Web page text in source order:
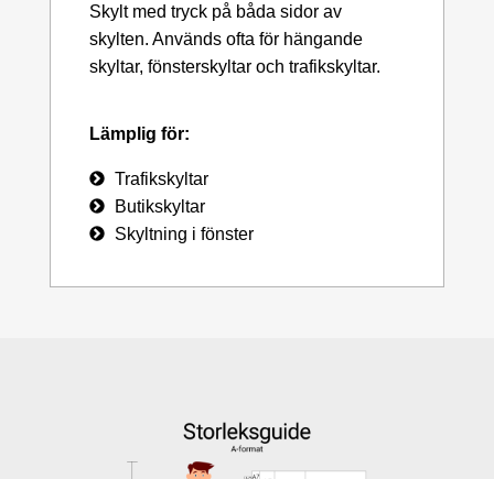
Skylt med tryck på båda sidor av
skylten. Används ofta för hängande
skyltar, fönsterskyltar och trafikskyltar.
Lämplig för:
Trafikskyltar
Butikskyltar
Skyltning i fönster